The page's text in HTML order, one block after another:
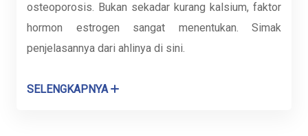
osteoporosis. Bukan sekadar kurang kalsium, faktor
hormon estrogen sangat menentukan. Simak
penjelasannya dari ahlinya di sini.
SELENGKAPNYA